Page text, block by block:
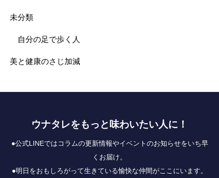
未分類
自分の足で歩く人
美と健康のさじ加減
ウナタレをもっと味わいたい人に！
●公式LINEではコラムの更新情報やイベントのお知らせをいち早
くお届け。
●明日をおもしろがって生きている愉快な仲間がここにいます。